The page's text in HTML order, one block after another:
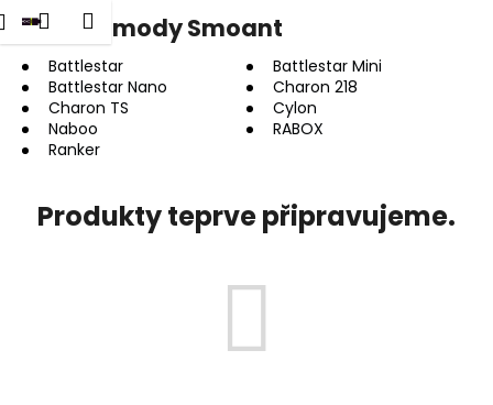
Přejít
na
obsah
Přihlášení
Nákupní
košík
Menu
Gripy a mody Smoant
Battlestar
Battlestar Mini
Battlestar Nano
Charon 218
Charon TS
Cylon
Naboo
RABOX
Ranker
Produkty teprve připravujeme.
K
o Zpět
Zpět
C
o
o